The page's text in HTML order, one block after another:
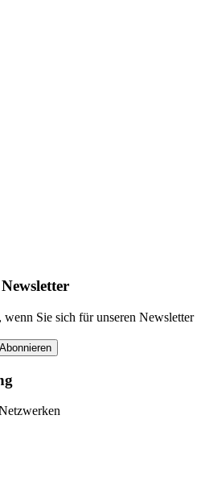
Sie sich für unseren Newsletter
Abonnieren